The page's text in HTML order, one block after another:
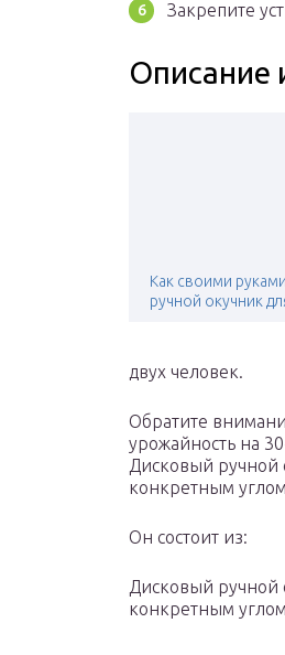
Закрепите
Описание
Как своими
ручной окучник
двух человек.
Обратите
урожайность на
Дисковый ручной
конкретным
Он состоит из:
Дисковый ручной
конкретным